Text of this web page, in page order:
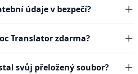
údaje v bezpečí?
Translator zdarma?
svůj přeložený soubor?